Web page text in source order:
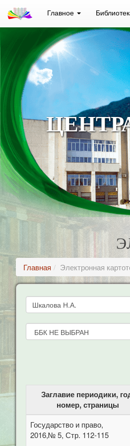
Главное
Главная Электронная
Заглавие периодики,
номер, страницы
Государство и право,
2016,№ 5, Стр. 112-115